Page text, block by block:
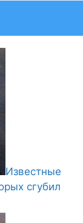
Известные
сгубил